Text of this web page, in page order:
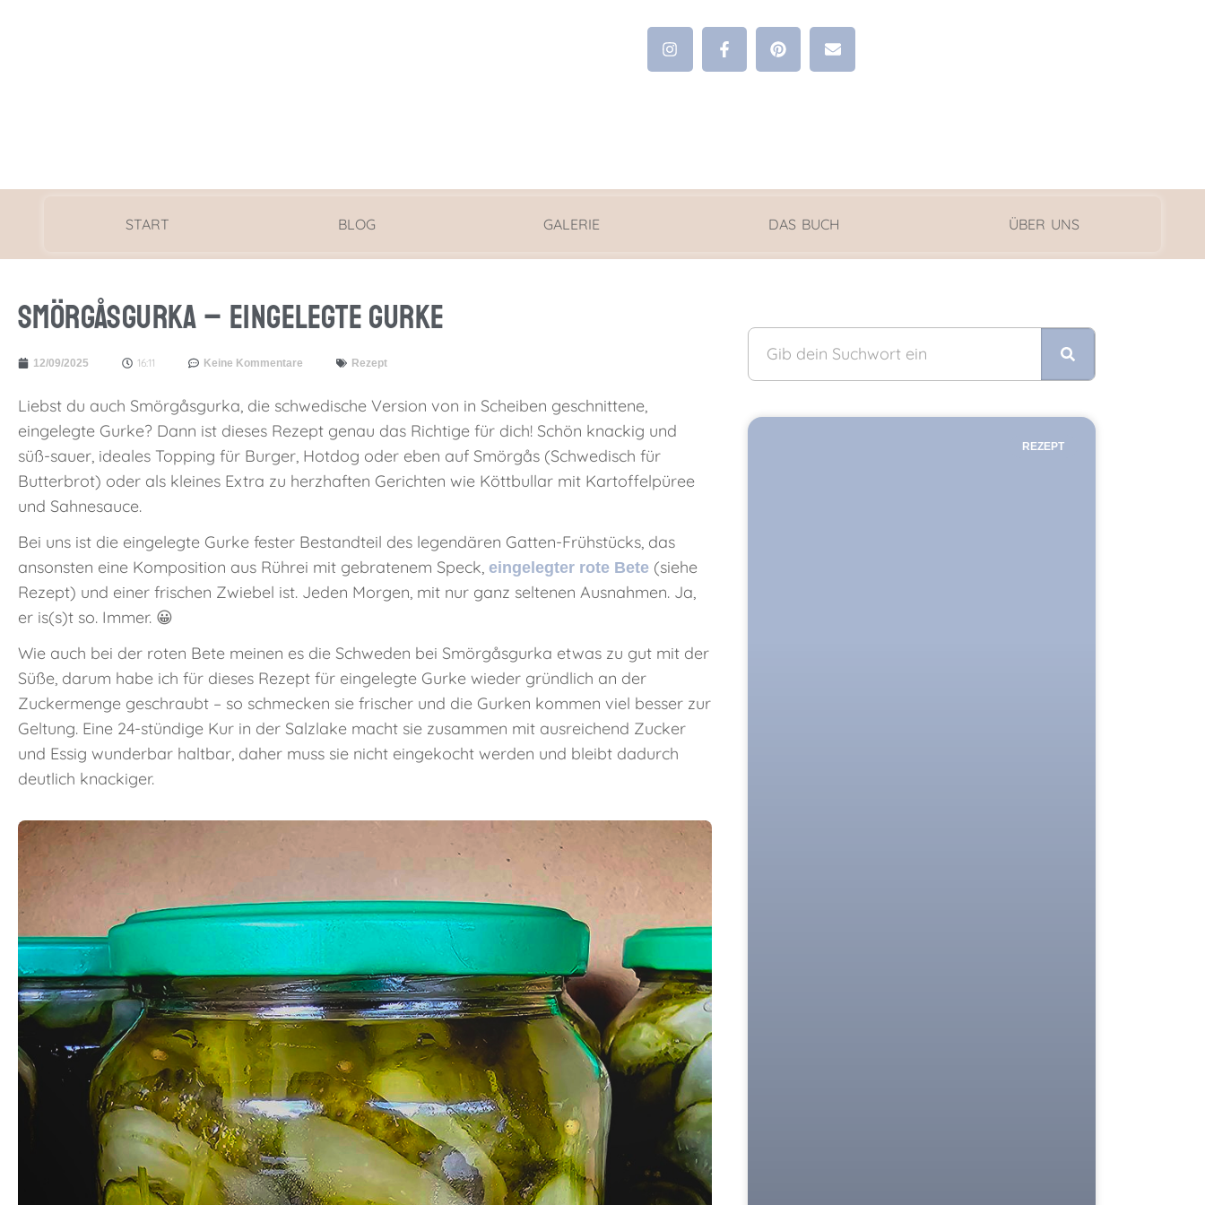
START BLOG GALERIE DAS BUCH ÜBER UNS
Smörgåsgurka – eingelegte Gurke
12/09/2025 16:11 Keine Kommentare Rezept
Liebst du auch Smörgåsgurka, die schwedische Version von in Scheiben geschnittene,
eingelegte Gurke? Dann ist dieses Rezept genau das Richtige für dich! Schön knackig und
süß-sauer, ideales Topping für Burger, Hotdog oder eben auf Smörgås (Schwedisch für
Butterbrot) oder als kleines Extra zu herzhaften Gerichten wie Köttbullar mit Kartoffelpüree
und Sahnesauce.
Bei uns ist die eingelegte Gurke fester Bestandteil des legendären Gatten-Frühstücks, das
ansonsten eine Komposition aus Rührei mit gebratenem Speck, eingelegter rote Bete (siehe
Rezept) und einer frischen Zwiebel ist. Jeden Morgen, mit nur ganz seltenen Ausnahmen. Ja,
er is(s)t so. Immer. 😀
Wie auch bei der roten Bete meinen es die Schweden bei Smörgåsgurka etwas zu gut mit der
Süße, darum habe ich für dieses Rezept für eingelegte Gurke wieder gründlich an der
Zuckermenge geschraubt – so schmecken sie frischer und die Gurken kommen viel besser zur
Geltung. Eine 24-stündige Kur in der Salzlake macht sie zusammen mit ausreichend Zucker
und Essig wunderbar haltbar, daher muss sie nicht eingekocht werden und bleibt dadurch
deutlich knackiger.
REZEPT